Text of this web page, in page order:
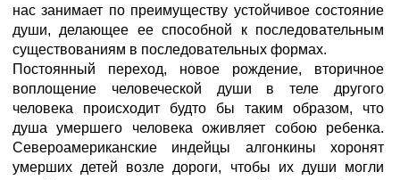
нас занимает по преимуществу устойчивое состояние
души, делающее ее способной к последовательным
существованиям в последовательных формах.
Постоянный переход, новое рождение, вторичное
воплощение человеческой души в теле другого
человека происходит будто бы таким образом, что
душа умершего человека оживляет собою ребенка.
Североамериканские индейцы алгонкины хоронят
умерших детей возле дороги, чтобы их души могли